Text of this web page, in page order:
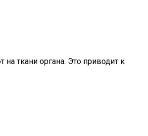
ткани органа. Это приводит к